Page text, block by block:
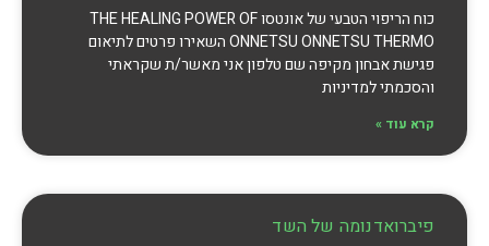
כוח הריפוי הטבעי של אונטסו THE HEALING POWER OF
ONNETSU ONNETSU THERMO השאירו פרטים לתיאום
פגישת אבחון מקיפה שם טלפון אני מאשר/ת שקראתי
והסכמתי למדיניות
קרא עוד »
פיברואדנומה של השד